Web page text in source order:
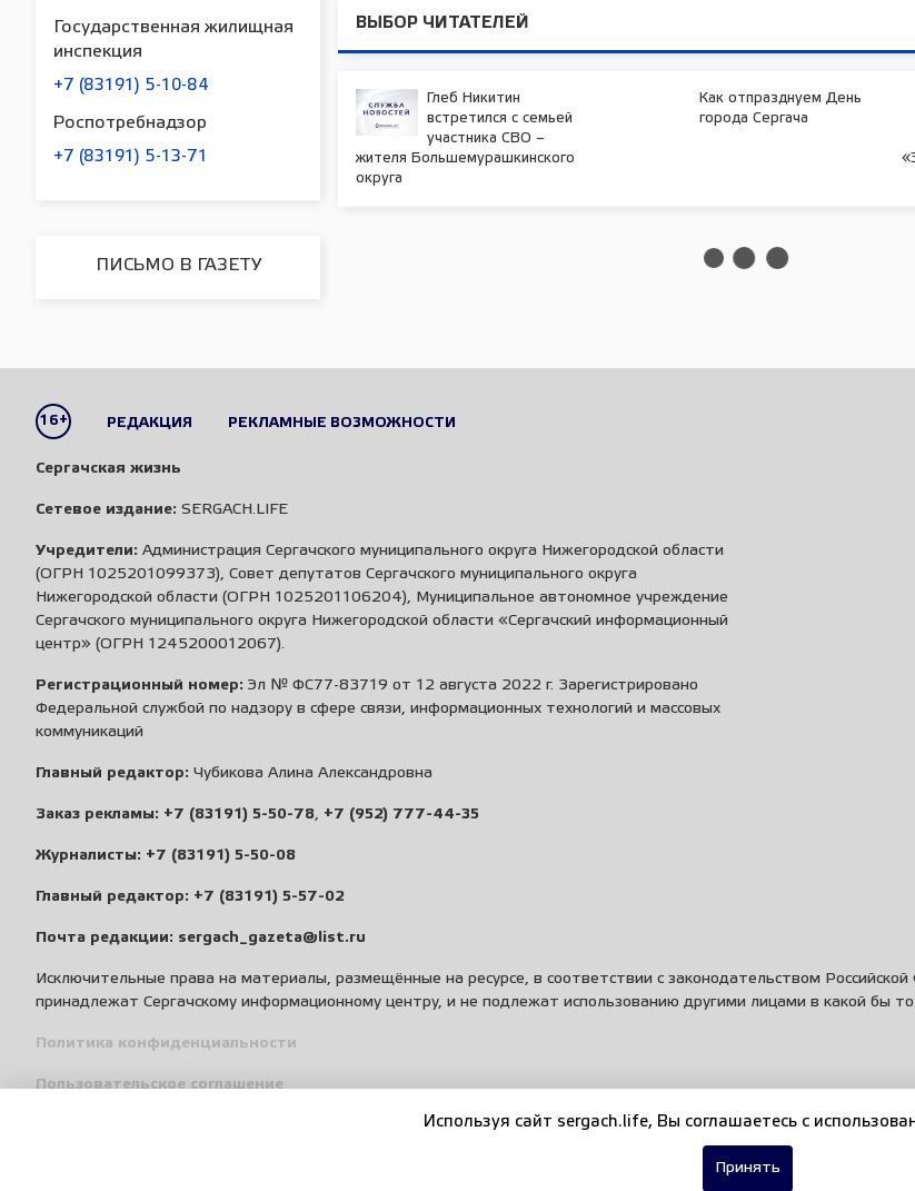
Государственная жилищная
инспекция
+7 (83191) 5-10-84
Роспотребнадзор
+7 (83191) 5-13-71
ПИСЬМО В ГАЗЕТУ
ВЫБОР ЧИТАТЕЛЕЙ
Глеб Никитин
встретился с семьей
участника СВО –
жителя Большемурашкинского
округа
Как отпразднуем День
города Сергача
16+ РЕДАКЦИЯ РЕКЛАМНЫЕ ВОЗМОЖНОСТИ
Сергачская жизнь
Сетевое издание: SERGACH.LIFE
Учредители: Администрация Сергачского муниципального округа Нижегородской области
(ОГРН 1025201099373), Совет депутатов Сергачского муниципального округа
Нижегородской области (ОГРН 1025201106204), Муниципальное автономное учреждение
Сергачского муниципального округа Нижегородской области «Сергачский информационный
центр» (ОГРН 1245200012067).
Регистрационный номер: Эл № ФС77-83719 от 12 августа 2022 г. Зарегистрировано
Федеральной службой по надзору в сфере связи, информационных технологий и массовых
коммуникаций
Главный редактор: Чубикова Алина Александровна
Заказ рекламы: +7 (83191) 5-50-78, +7 (952) 777-44-35
Журналисты: +7 (83191) 5-50-08
Главный редактор: +7 (83191) 5-57-02
Почта редакции: sergach_gazeta@list.ru
Исключительные права на материалы, размещённые на ресурсе, в соответствии с законодательством
принадлежат Сергачскому информационному центру, и не подлежат использованию другими лицами в какой бы
Политика конфиденциальности
Пользовательское соглашение
Используя сайт sergach.life, Вы соглашаетесь c
Принять